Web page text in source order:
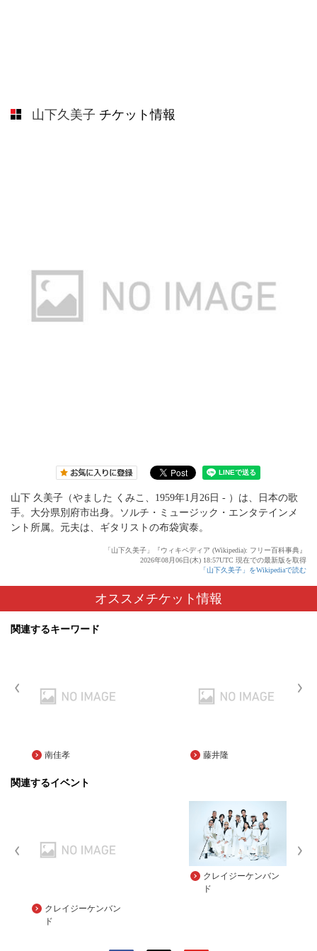
山下久美子 チケット情報
山下 久美子（やました くみこ、1959年1月26日 - ）は、日本の歌
手。大分県別府市出身。ソルチ・ミュージック・エンタテインメ
ント所属。元夫は、ギタリストの布袋寅泰。
「山下久美子」『ウィキペディア (Wikipedia): フリー百科事典』
2026年08月06日(木) 18:57UTC 現在での最新版を取得
「山下久美子」をWikipediaで読む
オススメチケット情報
関連するキーワード
南佳孝 藤井隆
関連するイベント
クレイジーケンバン
ド
クレイジーケンバン
ド